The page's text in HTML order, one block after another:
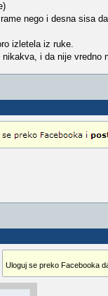
nego i desna sisa
izletela iz ruke.
i da nije vredno
Uloguj se preko Facebooka